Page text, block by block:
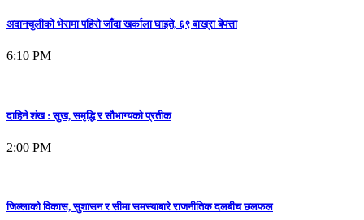
अदानचुलीको भेरामा पहिरो जाँदा खर्काला घाइते, ६९ बाख्रा बेपत्ता
6:10 PM
दाहिने शंख : सुख, समृद्धि र सौभाग्यको प्रतीक
2:00 PM
जिल्लाको विकास, सुशासन र सीमा समस्याबारे राजनीतिक दलबीच छलफल